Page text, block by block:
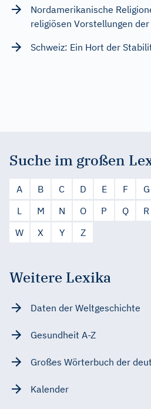
Nordamerikanische
religiösen Vorstellungen
Schweiz: Ein Hort der
Suche im großen
A B C D E F G
L
M N O P Q R
W
X Y Z
Weitere Lexika
Daten der Weltgeschichte
Gesundheit A-Z
Großes Wörterbuch der
Kalender